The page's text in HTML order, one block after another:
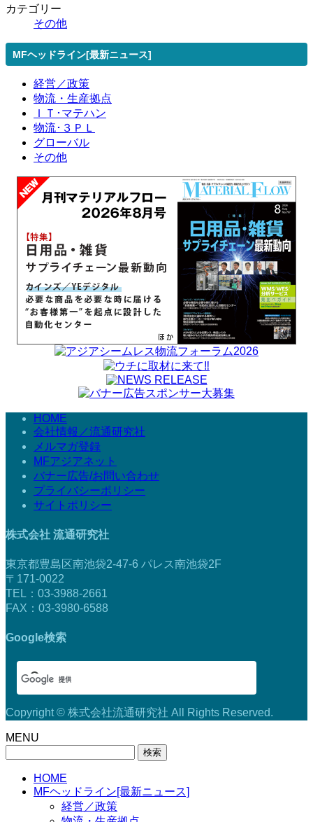
カテゴリー
その他
MFヘッドライン[最新ニュース]
経営／政策
物流・生産拠点
ＩＴ･マテハン
物流･３ＰＬ
グローバル
その他
HOME
会社情報／流通研究社
メルマガ登録
MFアジアネット
バナー広告/お問い合わせ
プライバシーポリシー
サイトポリシー
株式会社 流通研究社
東京都豊島区南池袋2-47-6 パレス南池袋2F
〒171-0022
TEL：03-3988-2661
FAX：03-3980-6588
Google検索
Copyright © 株式会社流通研究社 All Rights Reserved.
MENU
HOME
MFヘッドライン[最新ニュース]
経営／政策